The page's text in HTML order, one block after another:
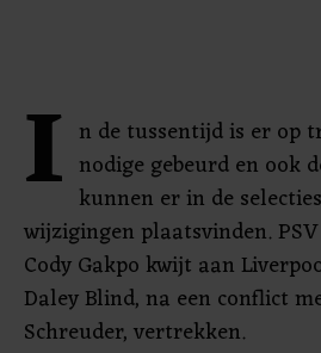
I n de tussentijd is er op
nodige gebeurd en ook
kunnen er in de
wijzigingen plaatsvinden.
Cody Gakpo kwijt aan
Daley Blind, na een conflict
Schreuder, vertrekken.